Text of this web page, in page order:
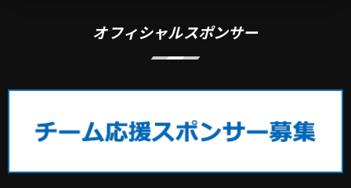
オフィシャルスポンサー